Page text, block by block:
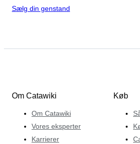
Sælg din genstand
Om Catawiki
Om Catawiki
Vores eksperter
Karrierer
Køb